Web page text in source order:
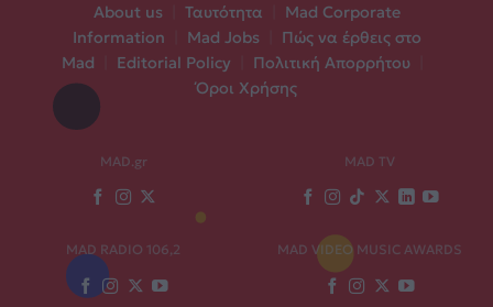
About us Ταυτότητα
Mad Corporate
Information
Mad Jobs
Πώς να έρθεις στο
Mad
Editorial Policy Πολιτική Απορρήτου
Όροι Χρήσης
MAD.gr MAD TV
MAD RADIO 106,2 MAD VIDEO MUSIC AWARDS